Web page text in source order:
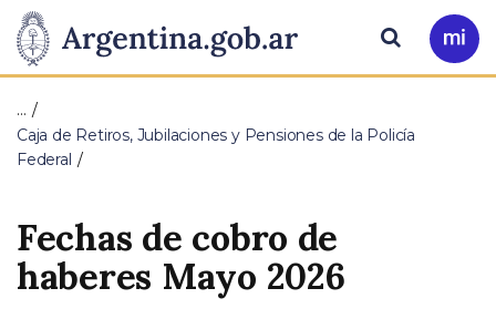
Presidencia
de
la
Pasar al contenido principal
Ir
a
Buscar
…
Caja de Retiros, Jubilaciones y Pensiones de la Policía
Federal
Fechas de cobro de
haberes Mayo 2026